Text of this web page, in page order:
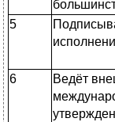
5
6
Ведёт